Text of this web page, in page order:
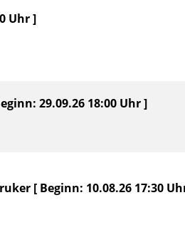
Uhr ]
29.09.26 18:00 Uhr ]
[ Beginn: 10.08.26 17:30